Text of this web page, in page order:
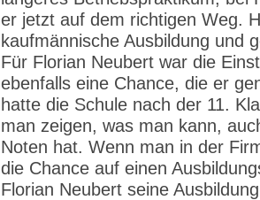
er jetzt auf dem richtigen Weg.
kaufmännische Ausbildung und
Für Florian Neubert war die
ebenfalls eine Chance, die er
hatte die Schule nach der 11.
man zeigen, was man kann,
Noten hat. Wenn man in der
die Chance auf einen
Florian Neubert seine